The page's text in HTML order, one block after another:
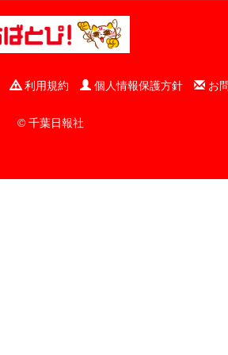
利用規約 個人情報保護方針 お
© 千葉日報社